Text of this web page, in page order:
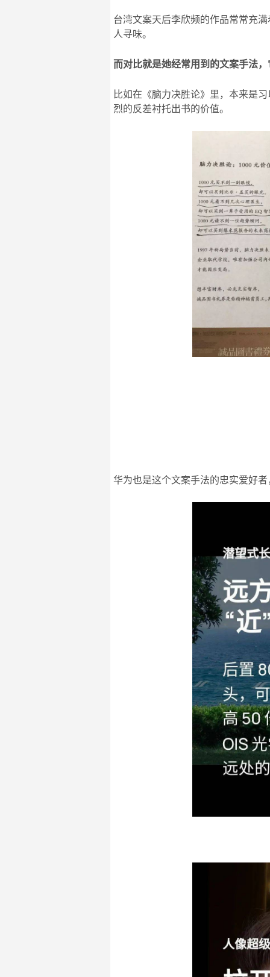
台湾文案天后李欣频的作品常常充
人寻味。
而对比就是她经常用到的文案手法
比如在《脑力决胜论》里，本来是
烈的反差衬托出书的价值。
华为也是这个文案手法的忠实爱好